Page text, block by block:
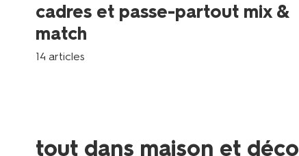
cadres et passe-partout mix &
match
14 articles
tout dans maison et déco